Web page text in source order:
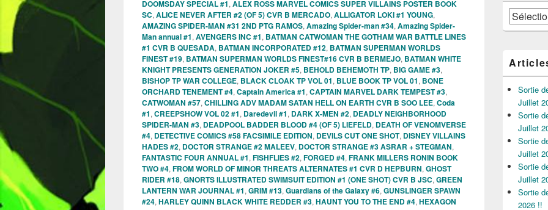
DOOMSDAY SPECIAL #1, ALEX ROSS MARVEL COMICS SUPER VILLAINS POSTER BOOK
SC, ALICE NEVER AFTER #2 (OF 5) CVR B MERCADO, ALLIGATOR LOKI #1 YOUNG,
AMAZING SPIDER-MAN #31 2ND PTG RAMOS, Amazing Spider-man #34, Amazing Spider-
Man annual #1, AVENGERS INC #1, BATMAN CATWOMAN THE GOTHAM WAR BATTLE LINES
#1 CVR B QUESADA, BATMAN INCORPORATED #12, BATMAN SUPERMAN WORLDS
FINEST #19, BATMAN SUPERMAN WORLDS FINEST#16 CVR B BERMEJO, BATMAN WHITE
KNIGHT PRESENTS GENERATION JOKER #5, BEHOLD BEHEMOTH TP, BIG GAME #3,
BISHOP TP WAR COLLEGE, BLACK CLOAK TP VOL 01, BLUE BOOK TP VOL 01, BONE
ORCHARD TENEMENT #4, Captain America #1, CAPTAIN MARVEL DARK TEMPEST #3,
CATWOMAN #57, CHILLING ADV MADAM SATAN HELL ON EARTH CVR B SOO LEE, Coda
#1, CREEPSHOW VOL 02 #1, Daredevil #1, DARK X-MEN #2, DEADLY NEIGHBORHOOD
SPIDER-MAN #3, DEADPOOL BADDER BLOOD #4 (OF 5) LIEFELD, DEATH OF VENOMVERSE
#4, DETECTIVE COMICS #58 FACSIMILE EDITION, DEVILS CUT ONE SHOT, DISNEY VILLAINS
HADES #2, DOCTOR STRANGE #2 MALEEV, DOCTOR STRANGE #3 ASRAR + STEGMAN,
FANTASTIC FOUR ANNUAL #1, FISHFLIES #2, FORGED #4, FRANK MILLERS RONIN BOOK
TWO #4, FROM WORLD OF MINOR THREATS ALTERNATES #1 CVR D HEPBURN, GHOST
RIDER #18, GNORTS ILLUSTRATED SWIMSUIT EDITION #1 (ONE SHOT) CVR B JSC, GREEN
LANTERN WAR JOURNAL #1, GRIM #13, Guardians of the Galaxy #6, GUNSLINGER SPAWN
#24, HARLEY QUINN BLACK WHITE REDDER #3, HAUNT YOU TO THE END #4, HEXAGON
Archives
Sortie
Juillet
Sortie
Juillet
Sortie
Juillet
Sortie
Juillet
Sortie
2026 !!